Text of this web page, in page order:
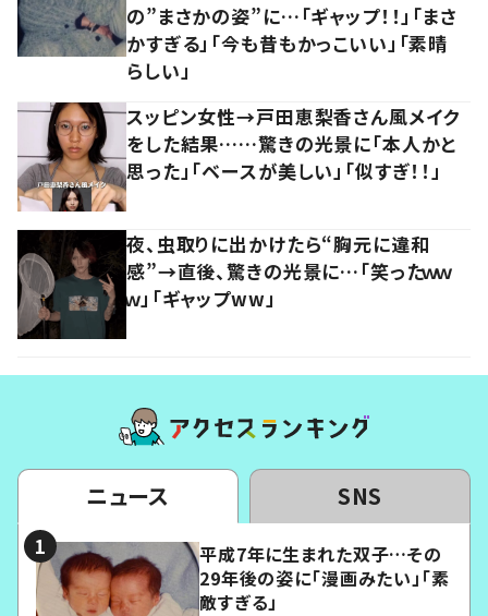
の”まさかの姿”に…「ギャップ！！」「まさ
かすぎる」「今も昔もかっこいい」「素晴
らしい」
スッピン女性→戸田恵梨香さん風メイク
をした結果……驚きの光景に「本人かと
思った」「ベースが美しい」「似すぎ！！」
夜、虫取りに出かけたら“胸元に違和
感”→直後、驚きの光景に…「笑ったｗｗ
ｗ」「ギャップww」
ニュース SNS
平成7年に生まれた双子…その
29年後の姿に「漫画みたい」「素
敵すぎる」